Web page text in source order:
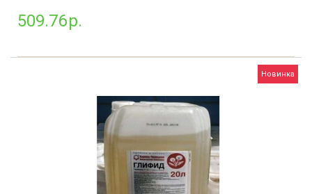
509.76р.
Новинка